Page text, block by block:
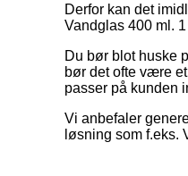
Derfor kan det
Vandglas 400 ml.
Du bør blot huske
bør det ofte være
passer på kunden
Vi anbefaler
løsning som